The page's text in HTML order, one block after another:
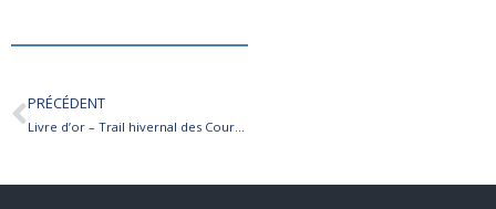
PRÉCÉDENT
Livre d’or – Trail hivernal des Coursières 2026